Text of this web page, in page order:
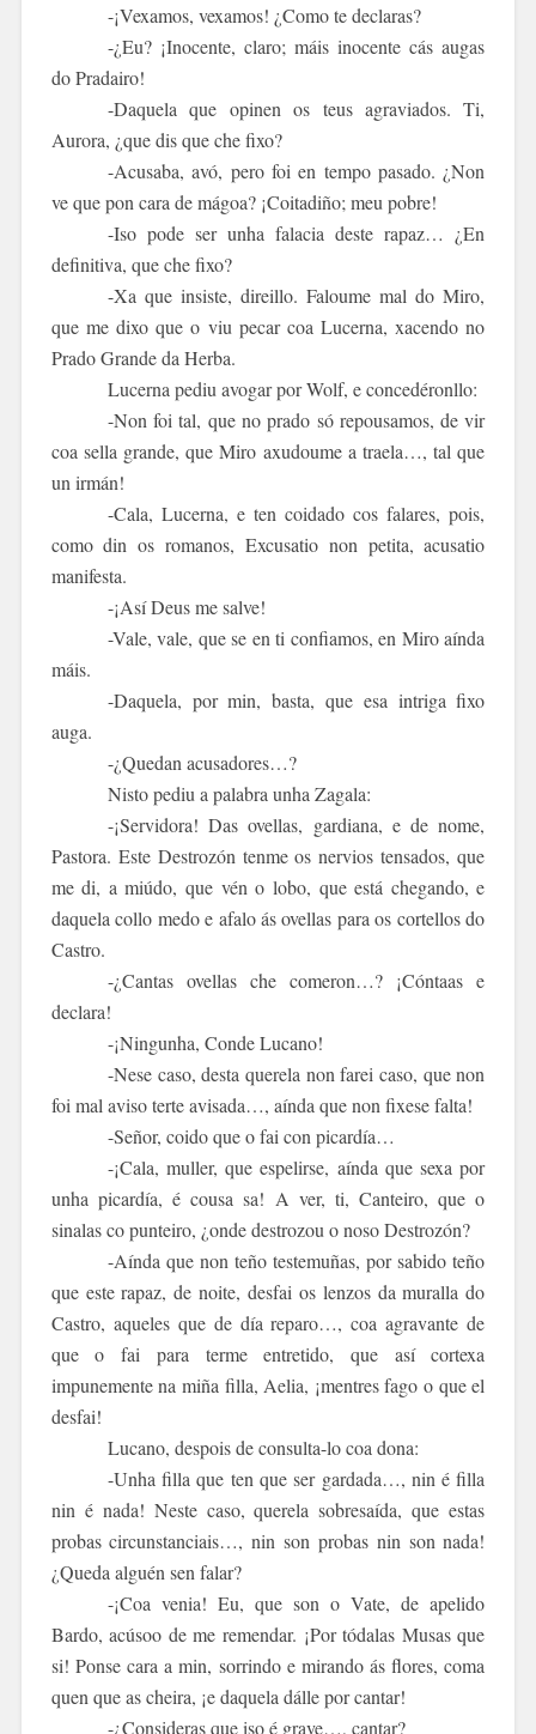
-¡Vexamos, vexamos! ¿Como te declaras?
-¿Eu? ¡Inocente, claro; máis inocente cás augas
do Pradairo!
-Daquela que opinen os teus agraviados. Ti,
Aurora, ¿que dis que che fixo?
-Acusaba, avó, pero foi en tempo pasado. ¿Non
ve que pon cara de mágoa? ¡Coitadiño; meu pobre!
-Iso pode ser unha falacia deste rapaz… ¿En
definitiva, que che fixo?
-Xa que insiste, direillo. Faloume mal do Miro,
que me dixo que o viu pecar coa Lucerna, xacendo no
Prado Grande da Herba.
Lucerna pediu avogar por Wolf, e concedéronllo:
-Non foi tal, que no prado só repousamos, de vir
coa sella grande, que Miro axudoume a traela…, tal que
un irmán!
-Cala, Lucerna, e ten coidado cos falares, pois,
como din os romanos, Excusatio non petita,acusatio
manifesta.
-¡Así Deus me salve!
-Vale, vale, que se en ti confiamos, en Miro aínda
máis.
-Daquela, por min, basta, que esa intriga fixo
auga.
-¿Quedan acusadores…?
Nisto pediu a palabra unha Zagala:
-¡Servidora! Das ovellas, gardiana, e de nome,
Pastora. Este Destrozón tenme os nervios tensados, que
me di, a miúdo, que vén o lobo, que está chegando, e
daquela collo medo e afalo ás ovellas para os cortellos do
Castro.
-¿Cantas ovellas che comeron…? ¡Cóntaas e
declara!
-¡Ningunha, Conde Lucano!
-Nese caso, desta querela non farei caso, que non
foi mal aviso terte avisada…, aínda que non fixese falta!
-Señor, coido que o fai con picardía…
-¡Cala, muller, que espelirse, aínda que sexa por
unha picardía, é cousa sa! A ver, ti, Canteiro, que o
sinalas co punteiro, ¿onde destrozou o noso Destrozón?
-Aínda que non teño testemuñas, por sabido teño
que este rapaz, de noite, desfai os lenzos da muralla do
Castro, aqueles que de día reparo…, coa agravante de
que o fai para terme entretido, que así cortexa
impunemente na miña filla, Aelia, ¡mentres fago o que el
desfai!
Lucano, despois de consulta-lo coa dona:
-Unha filla que ten que ser gardada…, nin é filla
nin é nada! Neste caso, querela sobresaída, que estas
probas circunstanciais…, nin son probas nin son nada!
¿Queda alguén sen falar?
-¡Coa venia! Eu, que son o Vate, de apelido
Bardo, acúsoo de me remendar. ¡Por tódalas Musas que
si! Ponse cara a min, sorrindo e mirando ás flores, coma
quen que as cheira, ¡e daquela dálle por cantar!
-¿Consideras que iso é grave…, cantar?